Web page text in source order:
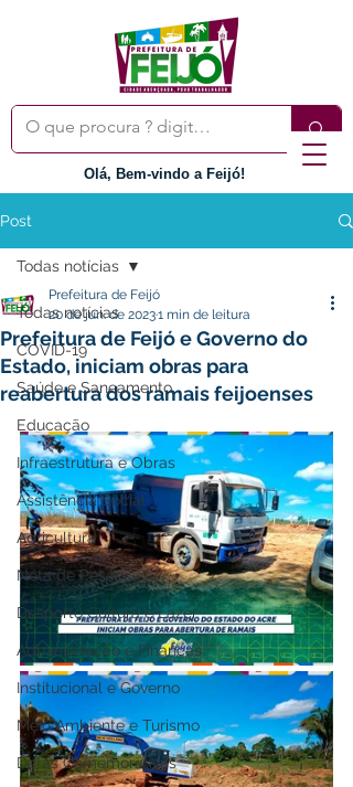
Olá, Bem-vindo a Feijó!
Post
Todas notícias
COVID-19
Saúde e Saneamento
Educação
Infraestrutura e Obras
Assistência Social
Agricultura
Nota de Pesar
Desporto Cultura e Lazer
Administração e Finanças
Institucional e Governo
Meio Ambiente e Turismo
Datas Comemorativas
Todas notícias
Prefeitura de Feijó e Governo do
Estado, iniciam obras para
reabertura dos ramais feijoenses
Prefeitura de Feijó
20 de jun. de 20231 min de leitura